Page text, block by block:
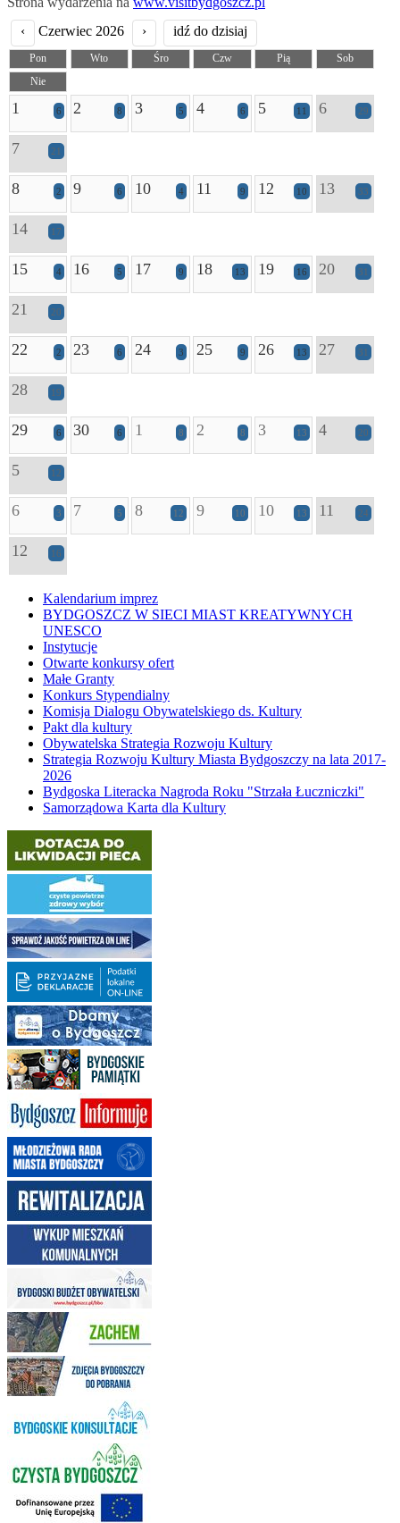
‹
Czerwiec 2026 › idź do dzisiaj
Pon Wto Śro Czw Pią
Sob
Nie
1 6 2 8 3 5 4 6 5 11 6 29
7 21
8 2 9 6 10 4 11 9 12 10 13 33
14 17
15 4 16 5 17 9 18 13 19 16 20 31
21 20
22 2 23 6 24 3 25 9 26 13 27 31
28 19
29 6 30 6 1 8 2 8 3 13 4 20
5 12
6 3 7 5 8 12 9 10 10 13 11 24
12 16
Kalendarium imprez
BYDGOSZCZ W SIECI MIAST KREATYWNYCH
UNESCO
Instytucje
Otwarte konkursy ofert
Małe Granty
Konkurs Stypendialny
Komisja Dialogu Obywatelskiego ds. Kultury
Pakt dla kultury
Obywatelska Strategia Rozwoju Kultury
Strategia Rozwoju Kultury Miasta Bydgoszczy na lata 2017-
2026
Bydgoska Literacka Nagroda Roku "Strzała Łuczniczki"
Samorządowa Karta dla Kultury